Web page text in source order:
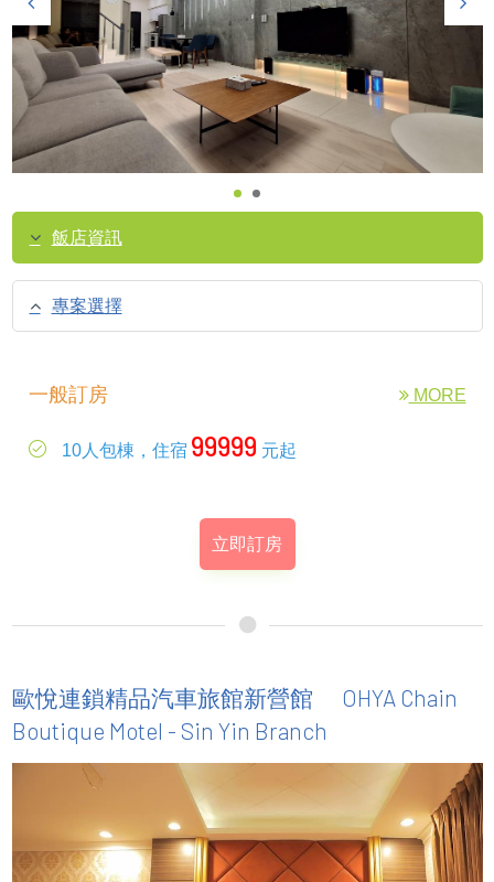
飯店資訊
專案選擇
一般訂房 MORE
10人包棟，住宿 99999 元起
立即訂房
歐悅連鎖精品汽車旅館新營館
OHYA Chain
Boutique Motel - Sin Yin Branch